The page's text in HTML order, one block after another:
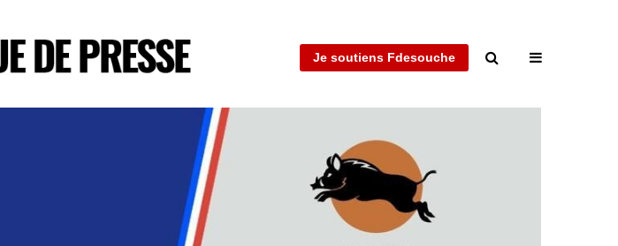
Je soutiens Fdesouche